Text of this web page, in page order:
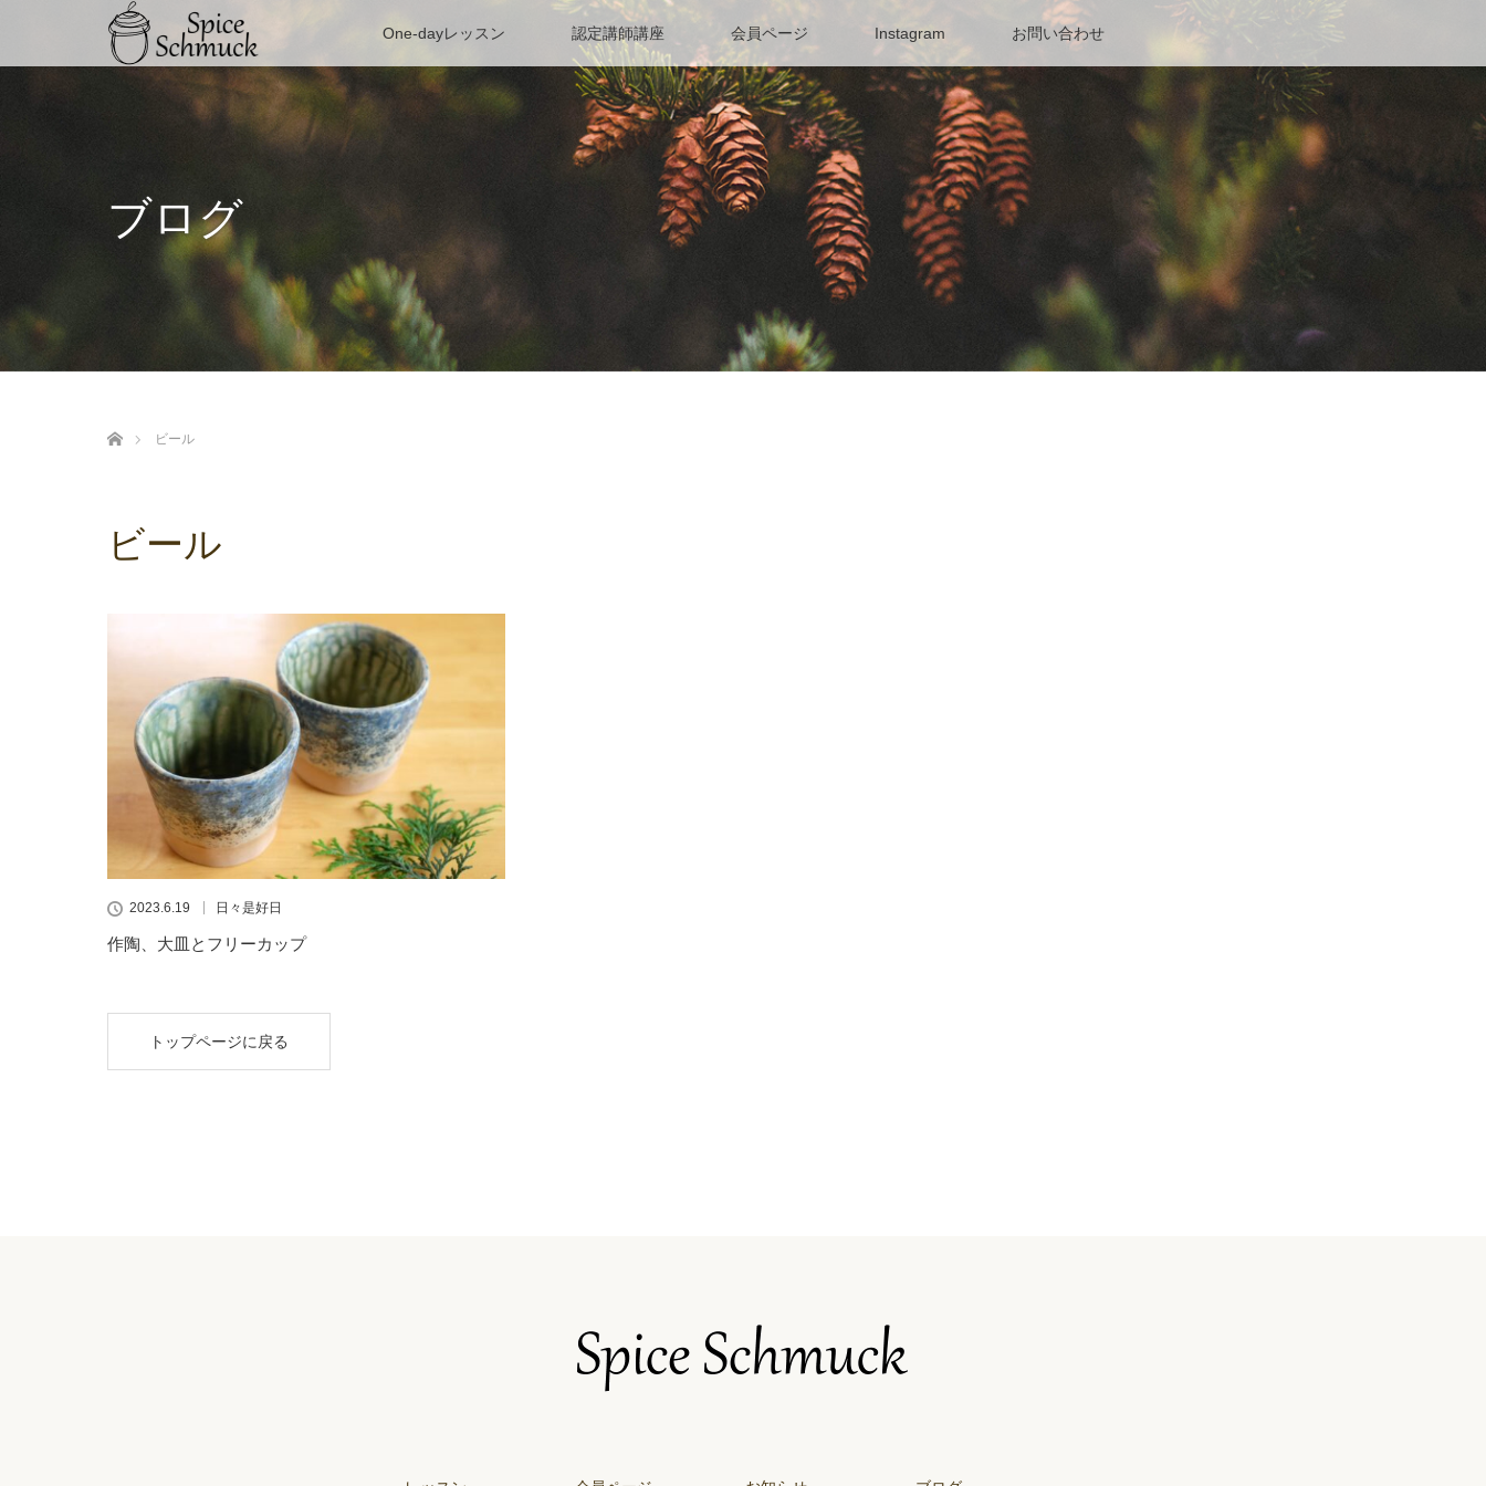
One-dayレッスン 認定講師講座 会員ページ Instagram お問い合わせ
ブログ
ビール
ビール
2023.6.19 日々是好日
作陶、大皿とフリーカップ
トップページに戻る